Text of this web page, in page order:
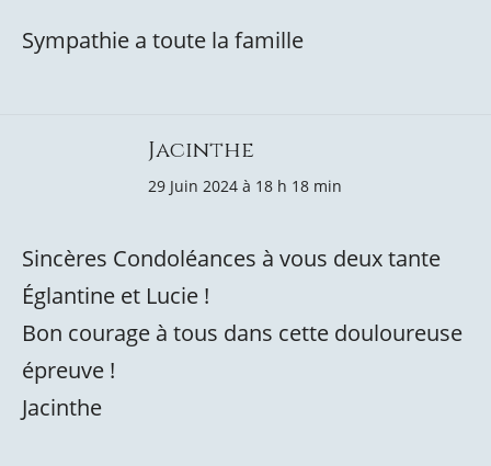
Sympathie a toute la famille
Jacinthe
29 Juin 2024 à 18 h 18 min
Sincères Condoléances à vous deux tante
Églantine et Lucie !
Bon courage à tous dans cette douloureuse
épreuve !
Jacinthe